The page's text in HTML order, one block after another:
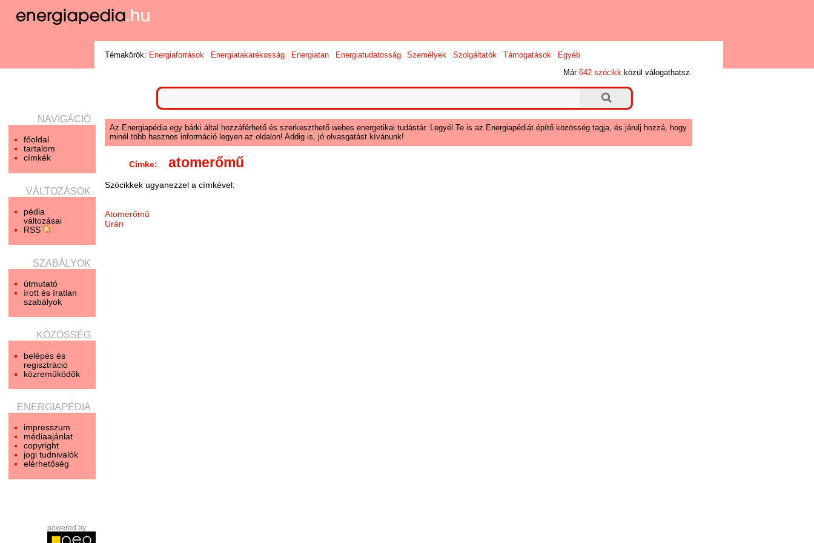
NAVIGÁCIÓ
főoldal
tartalom
címkék
VÁLTOZÁSOK
pédia
változásai
RSS
SZABÁLYOK
útmutató
írott és íratlan
szabályok
KÖZÖSSÉG
belépés és
regisztráció
közreműködők
ENERGIAPÉDIA
impresszum
médiaajánlat
copyright
jogi tudnivalók
elérhetőség
powered by
Témakörök: Energiaforrások Energiatakarékosság Energiatan Energiatudatosság Személyek Szolgáltatók Támogatások
Egyéb
Már642 szócikk közül válogathatsz.
Az Energiapédia egy bárki által hozzáférhető és szerkeszthető webes energetikai tudástár. Legyél Te is az Energiapédiát építő közösség tagja, és járulj hozzá, hogy
minél több hasznos információ legyen az oldalon! Addig is, jó olvasgatást kívánunk!
Címke: atomerőmű
Szócikkek ugyanezzel a címkével:
Atomerőmű
Urán